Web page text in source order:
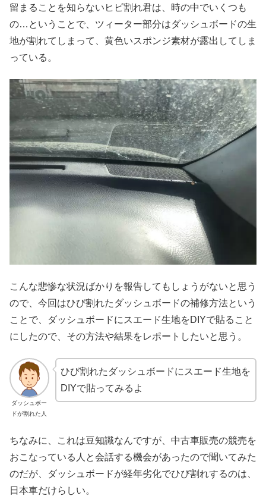
留まることを知らないヒビ割れ君は、時の中でいくつも
の…ということで、ツィーター部分はダッシュボードの生
地が割れてしまって、黄色いスポンジ素材が露出してしま
っている。
こんな悲惨な状況ばかりを報告してもしょうがないと思う
ので、今回はひび割れたダッシュボードの補修方法という
ことで、ダッシュボードにスエード生地をDIYで貼ること
にしたので、その方法や結果をレポートしたいと思う。
ダッシュボー
ドが割れた人
ひび割れたダッシュボードにスエード生地を
DIYで貼ってみるよ
ちなみに、これは豆知識なんですが、中古車販売の競売を
おこなっている人と会話する機会があったので聞いてみた
のだが、ダッシュボードが経年劣化でひび割れするのは、
日本車だけらしい。